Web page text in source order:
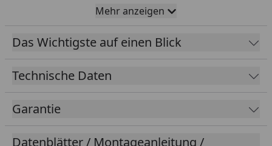
Verbündeter, wenn Sie für große Verwandtschaft,
viele Freunde oder regelmäßig für große Gruppen
von Gästen grillen. Mit einer Kochfläche von 2.919
oder mehrere Pizzen garen. Rüsten Sie Ihren XLarge
drei Grillebenen auf und kochen von nun an auf
Mehr anzeigen
Das Wichtigste auf einen Blick
Technische Daten
Garantie
Datenblätter / Montageanleitung /